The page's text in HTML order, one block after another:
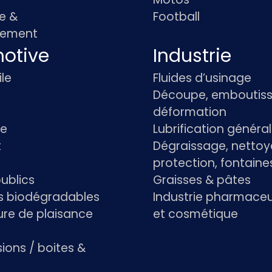
&
Football
biodégradables
de plaisance
/ boites &
Industrie
Fluides d’usinage
Découpe,
déformation
Lubrification
Dégraissage,
protection,
Graisses & pâtes
Industrie
et cosmétique